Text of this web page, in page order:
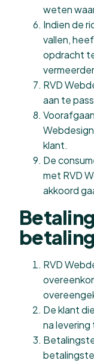
weten
Indien de
vallen,
opdracht
RVD
aan te
klant.
De
met RVD
akkoord
RVD
De klant
na